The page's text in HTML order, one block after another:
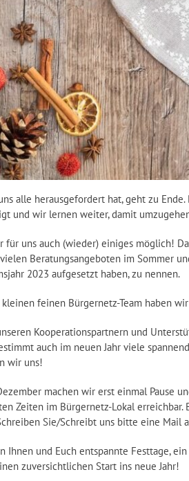
uns alle herausgefordert hat, geht zu
und wir lernen weiter, damit
für uns auch (wieder) einiges möglich!
Beratungsangeboten im Sommer
2023 aufgesetzt haben, zu nennen.
feinen Bürgernetz-Team haben
Kooperationspartnern und
auch im neuen Jahr viele
wir uns!
machen wir erst einmal Pause
Zeiten im Bürgernetz-Lokal erreichbar.
Sie/Schreibt uns bitte eine Mail
Ihnen und Euch entspannte Festtage,
zuversichtlichen Start ins neue Jahr!